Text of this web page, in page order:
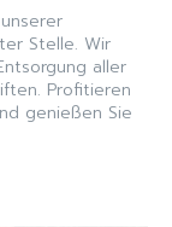
Stelle. Wir
aller
Profitieren
genießen Sie